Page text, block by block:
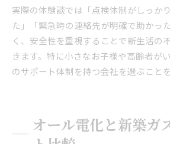
実際の体験談では「点検体制がしっか
た」「緊急時の連絡先が明確で助かっ
く、安全性を重視することで新生活の
きます。特に小さなお子様や高齢者が
のサポート体制を持つ会社を選ぶこと
オール電化と新築ガ